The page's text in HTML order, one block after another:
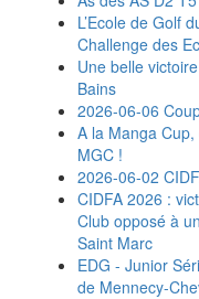
L’Ecole de Golf
Challenge des
Une belle
Bains
2026-06-06
A la Manga Cup,
MGC !
2026-06-02
CIDFA 2026 :
Club opposé à
Saint Marc
EDG - Junior
de Mennecy-